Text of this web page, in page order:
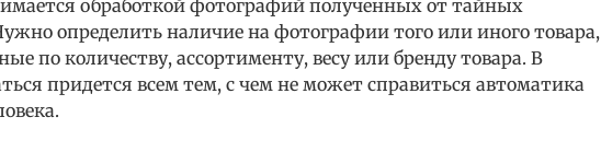
обработкой фотографий полученных от тайных
определить наличие на фотографии того или иного товара,
по количеству, ассортименту, весу или бренду товара. В
придется всем тем, с чем не может справиться автоматика